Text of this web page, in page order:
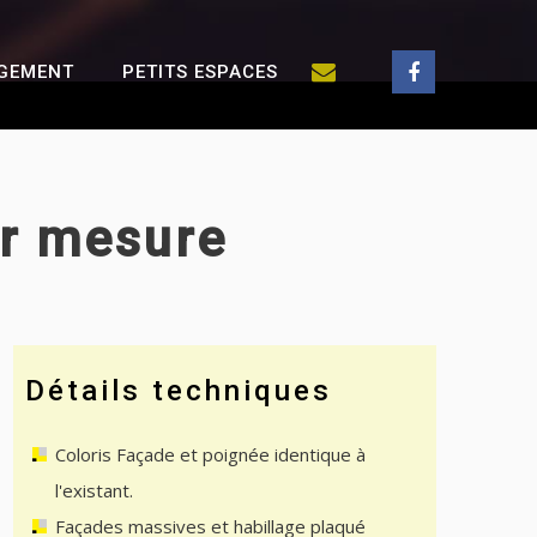
PETITS ESPACES
mesure
Détails techniques
Coloris Façade et poignée identique à
l'existant.
Façades massives et habillage plaqué